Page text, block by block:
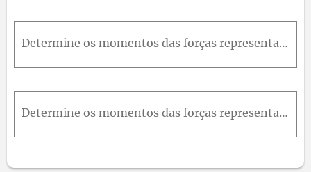
Determine os momentos das forças representadas na próxima figura, em relação às origens dos sistemas cartesianos indicados
Determine os momentos das forças representadas na próxima figura, em relação às origens dos sistemas cartesianos indicados